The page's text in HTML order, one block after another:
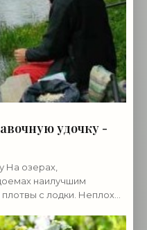
удочку -
На озерах,
наилучшим
с лодки. Неплохо,